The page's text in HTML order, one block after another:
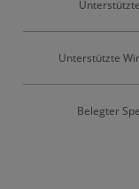
Unterstützte
Belegter